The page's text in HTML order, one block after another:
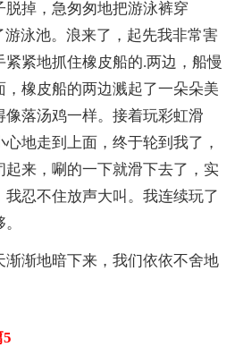
脱掉，急匆匆地把游泳裤穿
游泳池。浪来了，起先我非常害
紧地抓住橡皮船的.两边，船慢
橡皮船的两边溅起了一朵朵美
落汤鸡一样。接着玩彩虹滑
地走到上面，终于轮到我了，
起来，唰的一下就滑下去了，实
忍不住放声大叫。我连续玩了
渐地暗下来，我们依依不舍地